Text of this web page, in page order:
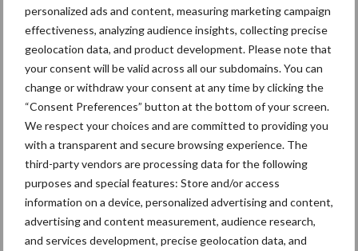
personalized ads and content, measuring marketing campaign
effectiveness, analyzing audience insights, collecting precise
geolocation data, and product development. Please note that
your consent will be valid across all our subdomains. You can
change or withdraw your consent at any time by clicking the
“Consent Preferences” button at the bottom of your screen.
We respect your choices and are committed to providing you
with a transparent and secure browsing experience. The
third-party vendors are processing data for the following
purposes and special features: Store and/or access
information on a device, personalized advertising and content,
advertising and content measurement, audience research,
and services development, precise geolocation data, and
De uitwerking op Europees niveau, in samenwerking met
koepelorganisatie COPA-COGECA, zullen we nauwgezet blijven
volgen.
Bron: LTO Nederland
Aanbevolen voor jou!
Grondstoffenmarkt blijft
grillig: droogte en
geopolitiek houden handel
in de greep